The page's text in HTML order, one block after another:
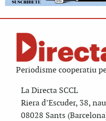
Periodisme cooperatiu
La Directa SCCL
Riera d’Escuder, 38,
08028 Sants